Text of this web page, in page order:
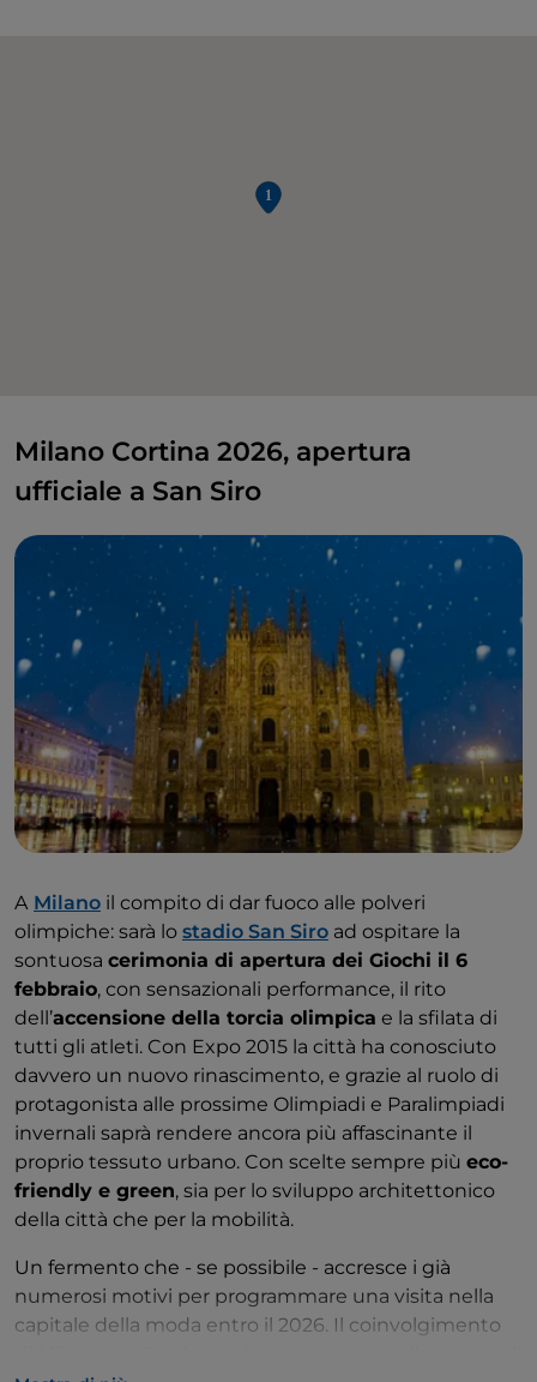
Milano Cortina 2026, apertura
ufficiale a San Siro
A Milano il compito di dar fuoco alle polveri
olimpiche: sarà lo stadio San Siro ad ospitare la
sontuosa cerimonia di apertura dei Giochi il 6
febbraio, con sensazionali performance, il rito
dell’accensione della torcia olimpica e la sfilata di
tutti gli atleti. Con Expo 2015 la città ha conosciuto
davvero un nuovo rinascimento, e grazie al ruolo di
protagonista alle prossime Olimpiadi e Paralimpiadi
invernali saprà rendere ancora più affascinante il
proprio tessuto urbano. Con scelte sempre più eco-
friendly e green, sia per lo sviluppo architettonico
della città che per la mobilità.
Un fermento che - se possibile - accresce i già
numerosi motivi per programmare una visita nella
capitale della moda entro il 2026. Il coinvolgimento